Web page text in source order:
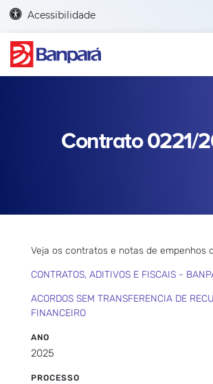
Acessibilidade
Contrato 0221/
Veja os contratos e notas de empenhos
CONTRATOS, ADITIVOS E FISCAIS -
ACORDOS SEM TRANSFERENCIA DE
FINANCEIRO
ANO
2025
PROCESSO